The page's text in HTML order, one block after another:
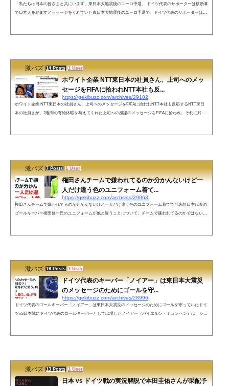
「私たちは日本の皆さまと共にいます」東日本大地震後のユーロ予選。 ドイツ代表のサポーターは横断幕
で日本人を励ますメッセージをくれていた東日本大地震後のユーロ予選で、ドイツ代表のサポーターは
激バズ 14 Posts 1 User
ホワイト企業 NTT東日本の社員さん、上司へのメッ
セージをFIFAに拾われNTT本社も反...
https://gekibuzz.com/archives/29102
ホワイト企業 NTT東日本の社員さん、上司へのメッセージをFIFAに拾われNTT本社も反応するNTT東日
本の社員さが、2週間の有給休暇を与えてくれた上司への感謝のメッセージをFIFAに拾われ、それに対し
激バズ 7 Posts 1 User
権田さんチームで嫌われてるのか分かんないけど一
人だけ違う色のユニフォーム着て...
https://gekibuzz.com/archives/29063
権田さんチームで嫌われてるのか分かんないけど一人だけ違う色のユニフォーム着てて可哀想日本代表の
ゴールキーパー権田修一氏のユニフォームが他と違うことについて、チームで嫌われてるのかではないか
激バズ 19 Posts 1 User
ドイツ代表のキーパー「ノイアー」は東日本大震災
のメッセージのためにゴールを守...
https://gekibuzz.com/archives/28996
ドイツ代表のゴールキーパー「ノイアー」は東日本大震災のメッセージのためにゴールを守っていたドイ
ツvS日本戦にドイツ代表のゴールキーパーとして出場したノイアー（バイエルン・ミュンヘン）は、シャ
激バズ 13 Posts 1 User
日本 vs ドイツ戦の実況解説で本田圭佑さんが采配予